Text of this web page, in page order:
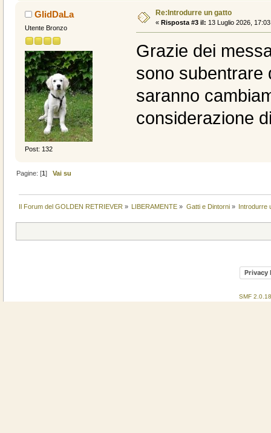
GIidDaLa
Utente Bronzo
Post: 132
Re:Introdurre un gatto
« Risposta #3 il: 13 Luglio 2026,
Grazie dei
sono subentrare
saranno
considerazione
Pagine: [1]Vai su
Il Forum del GOLDEN RETRIEVER » LIBERAMENTE » Gatti e Dintorni» Introdurre
Privacy
SMF 2.0.18